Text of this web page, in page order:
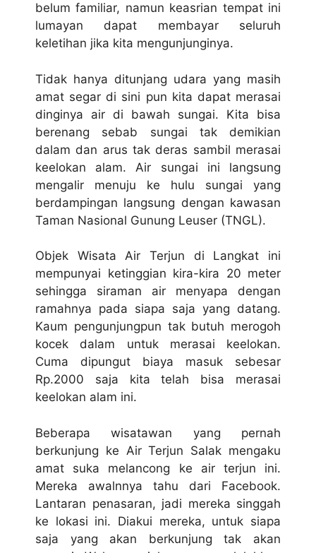
belum familiar, namun keasrian tempat ini
lumayan dapat membayar seluruh
keletihan jika kita mengunjunginya.
Tidak hanya ditunjang udara yang masih
amat segar di sini pun kita dapat merasai
dinginya air di bawah sungai. Kita bisa
berenang sebab sungai tak demikian
dalam dan arus tak deras sambil merasai
keelokan alam. Air sungai ini langsung
mengalir menuju ke hulu sungai yang
berdampingan langsung dengan kawasan
Taman Nasional Gunung Leuser (TNGL).
Objek Wisata Air Terjun di Langkat ini
mempunyai ketinggian kira-kira 20 meter
sehingga siraman air menyapa dengan
ramahnya pada siapa saja yang datang.
Kaum pengunjungpun tak butuh merogoh
kocek dalam untuk merasai keelokan.
Cuma dipungut biaya masuk sebesar
Rp.2000 saja kita telah bisa merasai
keelokan alam ini.
Beberapa wisatawan yang pernah
berkunjung ke Air Terjun Salak mengaku
amat suka melancong ke air terjun ini.
Mereka awalnnya tahu dari Facebook.
Lantaran penasaran, jadi mereka singgah
ke lokasi ini. Diakui mereka, untuk siapa
saja yang akan berkunjung tak akan